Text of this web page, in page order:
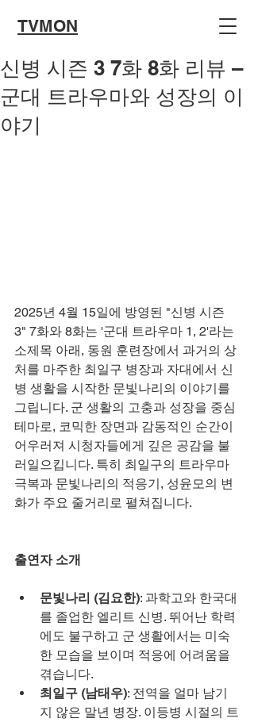
TVMON
신병 시즌 3 7화 8화 리뷰 –
군대 트라우마와 성장의 이
야기
2025년 4월 15일에 방영된 "신병 시즌
3" 7화와 8화는 '군대 트라우마 1, 2'라는
소제목 아래, 동원 훈련장에서 과거의 상
처를 마주한 최일구 병장과 자대에서 신
병 생활을 시작한 문빛나리의 이야기를
그립니다. 군 생활의 고충과 성장을 중심
테마로, 코믹한 장면과 감동적인 순간이
어우러져 시청자들에게 깊은 공감을 불
러일으킵니다. 특히 최일구의 트라우마
극복과 문빛나리의 적응기, 성윤모의 변
화가 주요 줄거리로 펼쳐집니다.
출연자 소개
문빛나리 (김요한): 과학고와 한국대
를 졸업한 엘리트 신병. 뛰어난 학력
에도 불구하고 군 생활에서는 미숙
한 모습을 보이며 적응에 어려움을
겪습니다.
최일구 (남태우): 전역을 얼마 남기
지 않은 말년 병장. 이등병 시절의 트